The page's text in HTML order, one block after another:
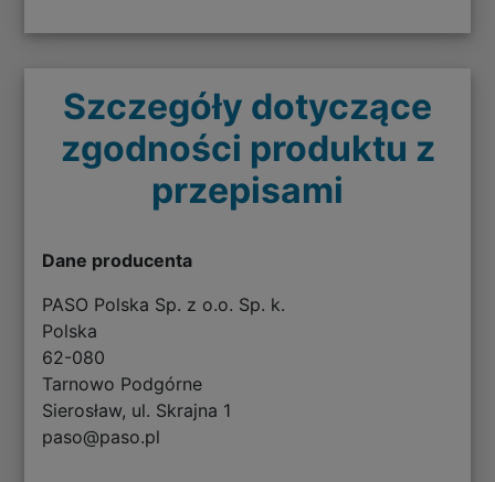
Szczegóły dotyczące
zgodności produktu z
przepisami
Dane producenta
PASO Polska Sp. z o.o. Sp. k.
Polska
62-080
Tarnowo Podgórne
Sierosław, ul. Skrajna 1
paso@paso.pl